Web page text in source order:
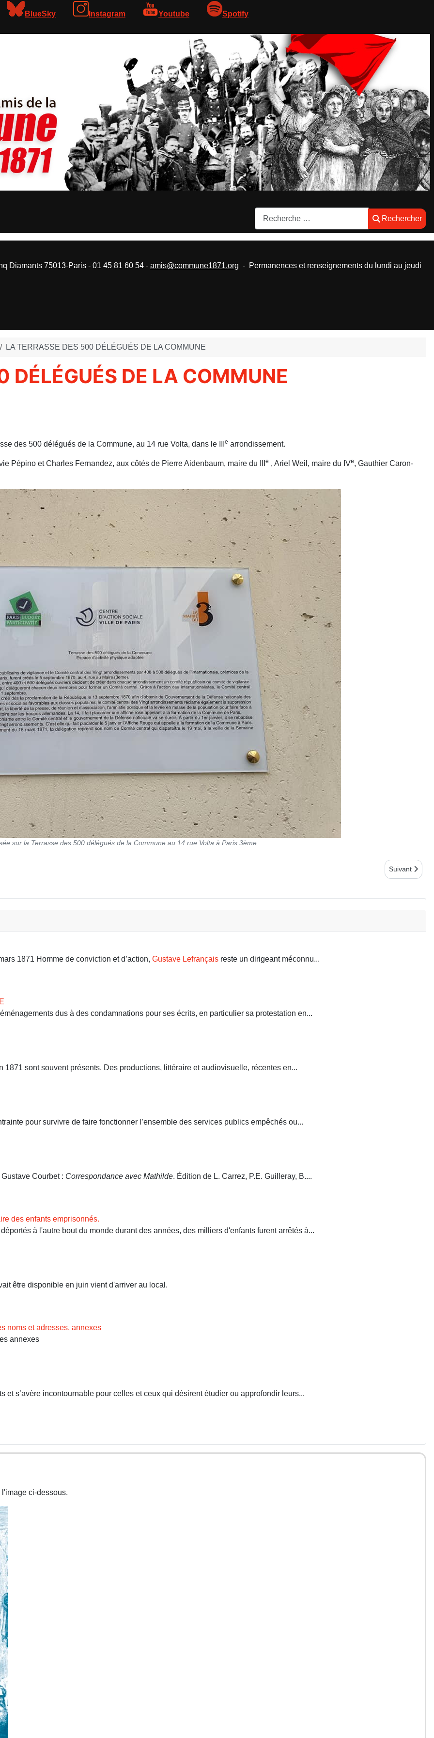
BlueSky Instagram Youtube Spotify
Rechercher
Rechercher
LA TERRASSE DES 500 DÉLÉGUÉS DE LA COMMUNE
DÉLÉGUÉS DE LA COMMUNE
des 500 délégués de la Commune, au 14 rue Volta, dans le III e arrondissement.
Pépino et Charles Fernandez, aux côtés de Pierre Aidenbaum, maire du III e , Ariel Weil, maire du IVe, Gauthier Caron-
sur la Terrasse des 500 délégués de la Commune au 14 rue Volta à Paris 3ème
ADHÉRENT.E.S Article suivant
Suivant
1871 Homme de conviction et d’action, Gustave Lefrançais reste un dirigeant méconnu...
dus à des condamnations pour ses écrits, en particulier sa protestation en...
1871 sont souvent présents. Des productions, littéraire et audiovisuelle, récentes en...
pour survivre de faire fonctionner l’ensemble des services publics empêchés ou...
Courbet : Correspondance avec Mathilde. Édition de L. Carrez, P.E. Guilleray, B....
des enfants emprisonnés.
à l'autre bout du monde durant des années, des milliers d'enfants furent arrêtés à...
être disponible en juin vient d'arriver au local.
noms et adresses, annexes
annexes
et s’avère incontournable pour celles et ceux qui désirent étudier ou approfondir leurs...
ci-dessous.
Diamants 75013-Paris - 01 45 81 60 54 - amis@commune1871.org - Permanences et renseignements du lundi au jeudi